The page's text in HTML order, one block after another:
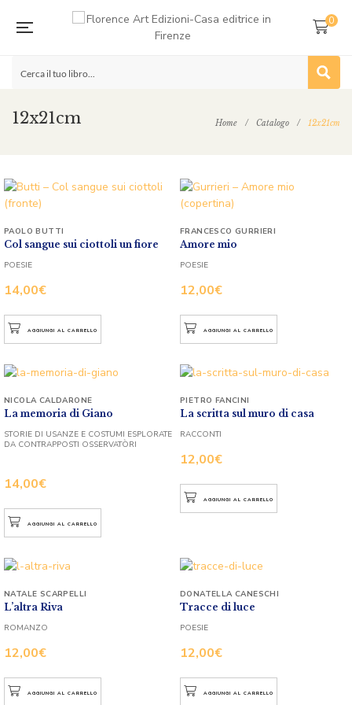
0
12x21cm Home / Catalogo / 12x21cm
Col sangue sui ciottoli un fiore
14,00€
PAOLO BUTTI
POESIE
AGGIUNGI AL CARRELLO
Amore mio
12,00€
FRANCESCO GURRIERI
POESIE
AGGIUNGI AL CARRELLO
La memoria di Giano
14,00€
NICOLA CALDARONE
STORIE DI USANZE E COSTUMI ESPLORATE
DA CONTRAPPOSTI OSSERVATÒRI
AGGIUNGI AL CARRELLO
La scritta sul muro di casa
12,00€
PIETRO FANCINI
RACCONTI
AGGIUNGI AL CARRELLO
L’altra Riva
12,00€
NATALE SCARPELLI
ROMANZO
AGGIUNGI AL CARRELLO
Tracce di luce
12,00€
DONATELLA CANESCHI
POESIE
AGGIUNGI AL CARRELLO